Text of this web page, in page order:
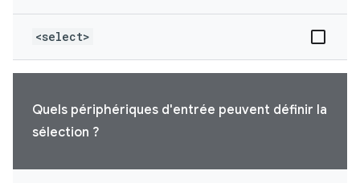
<select>
Quels périphériques d'entrée peuvent définir la
sélection ?